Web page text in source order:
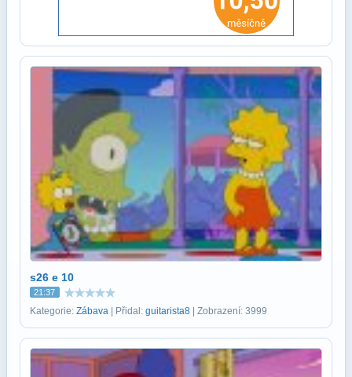
s26 e 10
21:37
Kategorie: Zábava | Přidal: guitarista8 | Zobrazení: 3999